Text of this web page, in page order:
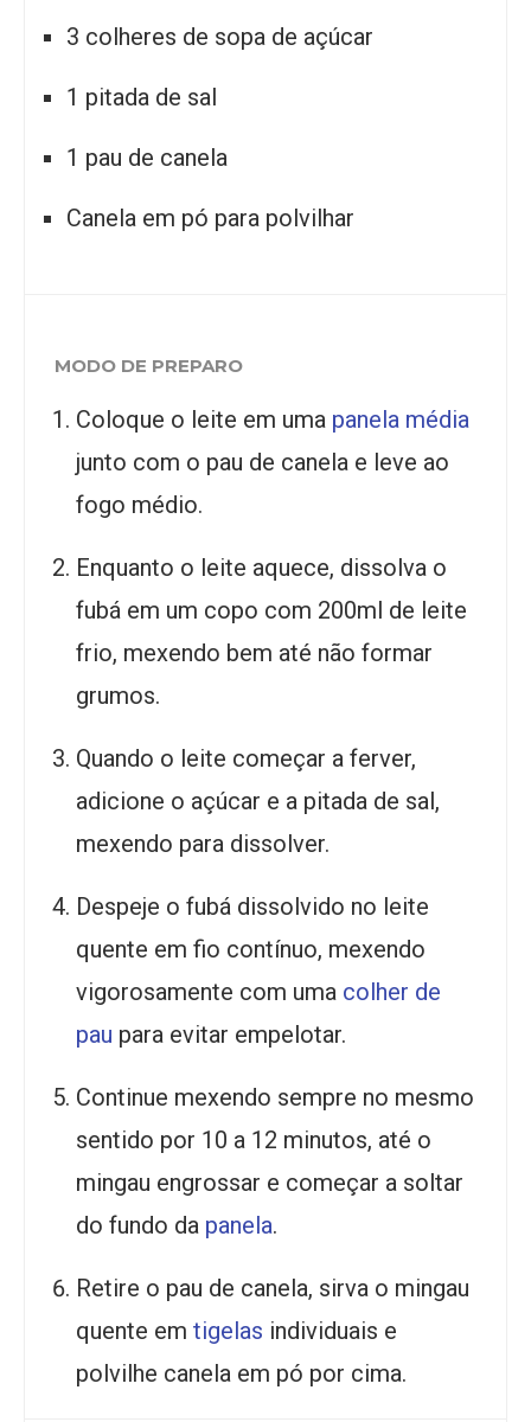
3 colheres de sopa de açúcar
1 pitada de sal
1 pau de canela
Canela em pó para polvilhar
MODO DE PREPARO
Coloque o leite em uma panela média
junto com o pau de canela e leve ao
fogo médio.
Enquanto o leite aquece, dissolva o
fubá em um copo com 200ml de leite
frio, mexendo bem até não formar
grumos.
Quando o leite começar a ferver,
adicione o açúcar e a pitada de sal,
mexendo para dissolver.
Despeje o fubá dissolvido no leite
quente em fio contínuo, mexendo
vigorosamente com uma colher de
pau para evitar empelotar.
Continue mexendo sempre no mesmo
sentido por 10 a 12 minutos, até o
mingau engrossar e começar a soltar
do fundo da panela.
Retire o pau de canela, sirva o mingau
quente em tigelas individuais e
polvilhe canela em pó por cima.